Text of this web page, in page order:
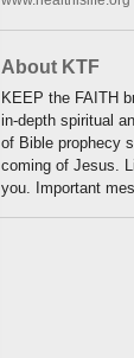
About KTF
KEEP the FAITH
in-depth spiritual
of Bible prophecy
coming of Jesus.
you. Important